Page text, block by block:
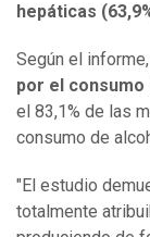
hepáticas
Según el informe,
por el consumo
el 83,1% de las
consumo de
"El estudio
totalmente